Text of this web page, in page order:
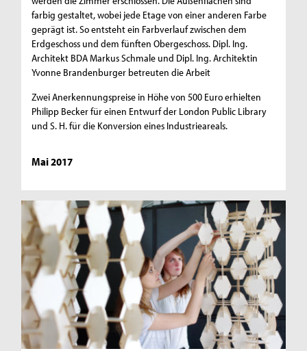
farbig gestaltet, wobei jede Etage von einer anderen Farbe
geprägt ist. So entsteht ein Farbverlauf zwischen dem
Erdgeschoss und dem fünften Obergeschoss. Dipl. Ing.
Architekt BDA Markus Schmale und Dipl. Ing. Architektin
Yvonne Brandenburger betreuten die Arbeit
Zwei Anerkennungspreise in Höhe von 500 Euro erhielten
Philipp Becker für einen Entwurf der London Public Library
und S. H. für die Konversion eines Industrieareals.
Mai 2017